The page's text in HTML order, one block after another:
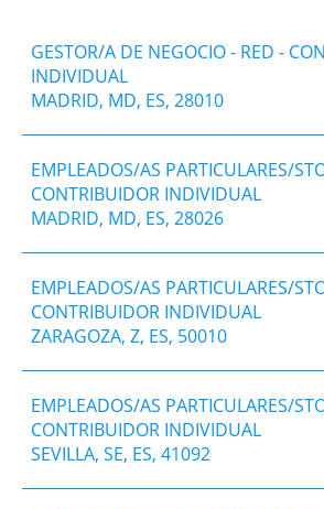
GESTOR/A DE NEGOCIO - RED -
INDIVIDUAL
MADRID, MD, ES, 28010
EMPLEADOS/AS PARTICULARES/
CONTRIBUIDOR INDIVIDUAL
MADRID, MD, ES, 28026
EMPLEADOS/AS PARTICULARES/
CONTRIBUIDOR INDIVIDUAL
ZARAGOZA, Z, ES, 50010
EMPLEADOS/AS PARTICULARES/
CONTRIBUIDOR INDIVIDUAL
SEVILLA, SE, ES, 41092